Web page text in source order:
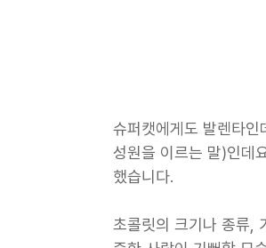
슈퍼캣에게도 발렌타
성원을 이르는 말)인데
했습니다.
초콜릿의 크기나 종류,